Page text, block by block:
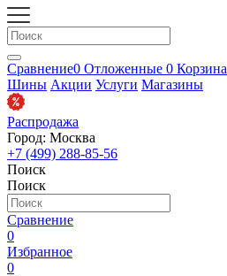
Сравнение0 Отложенные 0 Корзина
Шины Акции Услуги Магазины
Распродажа
Город: Москва
+7 (499) 288-85-56
Поиск
Поиск
Сравнение
0
Избранное
0